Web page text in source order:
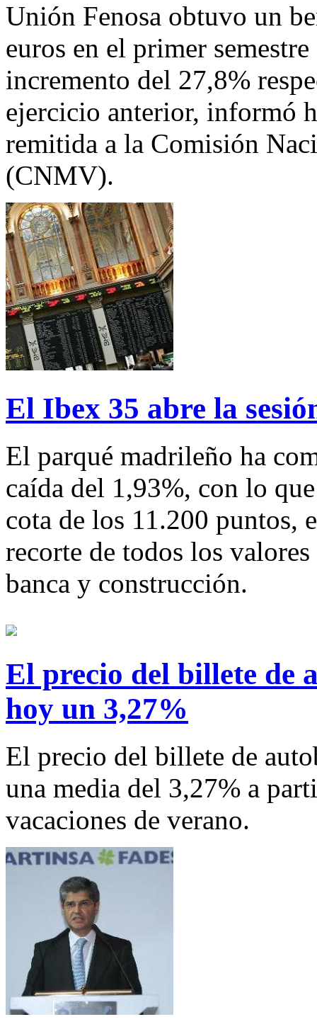
Unión Fenosa obtuvo un
euros en el primer
incremento del 27,8%
ejercicio anterior, informó
remitida a la Comisión
(CNMV).
El Ibex 35 abre la
El parqué madrileño ha
caída del 1,93%, con lo
cota de los 11.200 puntos,
recorte de todos los
banca y construcción.
El precio del billete de
hoy un 3,27%
El precio del billete de
una media del 3,27% a
vacaciones de verano.